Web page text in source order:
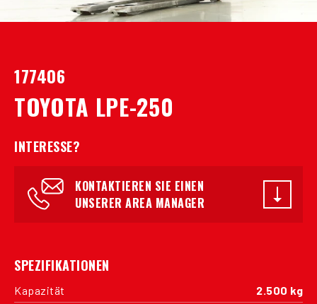
177406
TOYOTA LPE-250
INTERESSE?
KONTAKTIEREN SIE EINEN
UNSERER AREA MANAGER
SPEZIFIKATIONEN
Kapazität
2.500 kg